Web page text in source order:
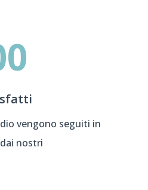
vengono seguiti in
nostri